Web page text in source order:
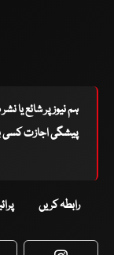
ہم نیوز پر شائع یا
پیشگی اجازت کسی
رابطہ کریں